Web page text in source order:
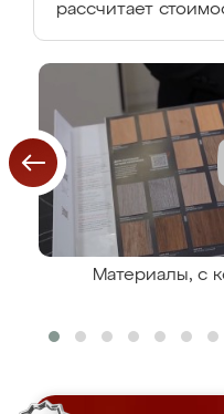
рассчитает
Материалы, с